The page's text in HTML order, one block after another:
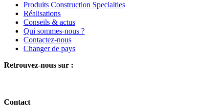
Produits Construction Specialties
Réalisations
Conseils & actus
Qui sommes-nous ?
Contactez-nous
Changer de pays
Retrouvez-nous sur :
Contact